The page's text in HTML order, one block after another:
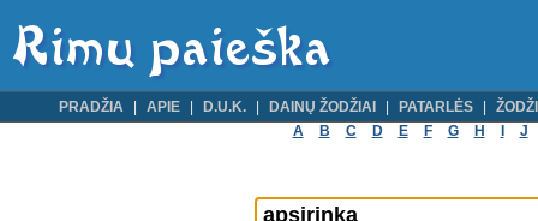
PRADŽIA APIE D.U.K. DAINŲ ŽODŽIAI PATARLĖS
A
B C D E F G H J